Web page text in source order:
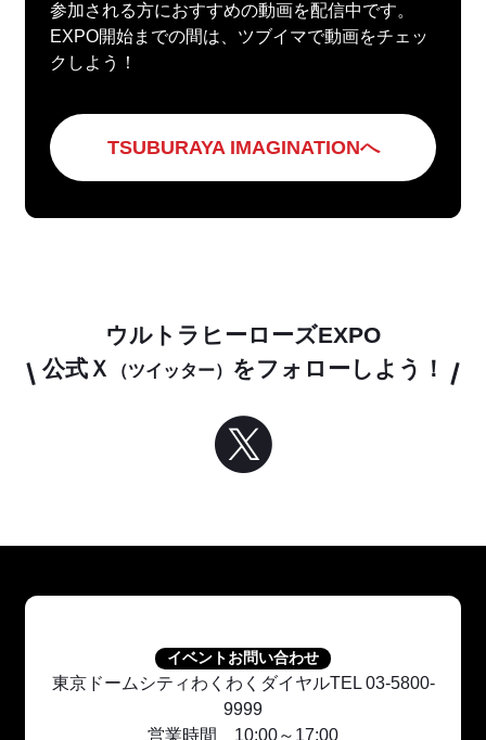
参加される方におすすめの動画を配信中です。
EXPO開始までの間は、ツブイマで動画をチェッ
クしよう！
TSUBURAYA IMAGINATIONへ
ウルトラヒーローズEXPO
公式Ｘ
（ツイッター） をフォローしよう！
イベントお問い合わせ
東京ドームシティわくわくダイヤルTEL 03-5800-
9999
営業時間 10:00～17:00